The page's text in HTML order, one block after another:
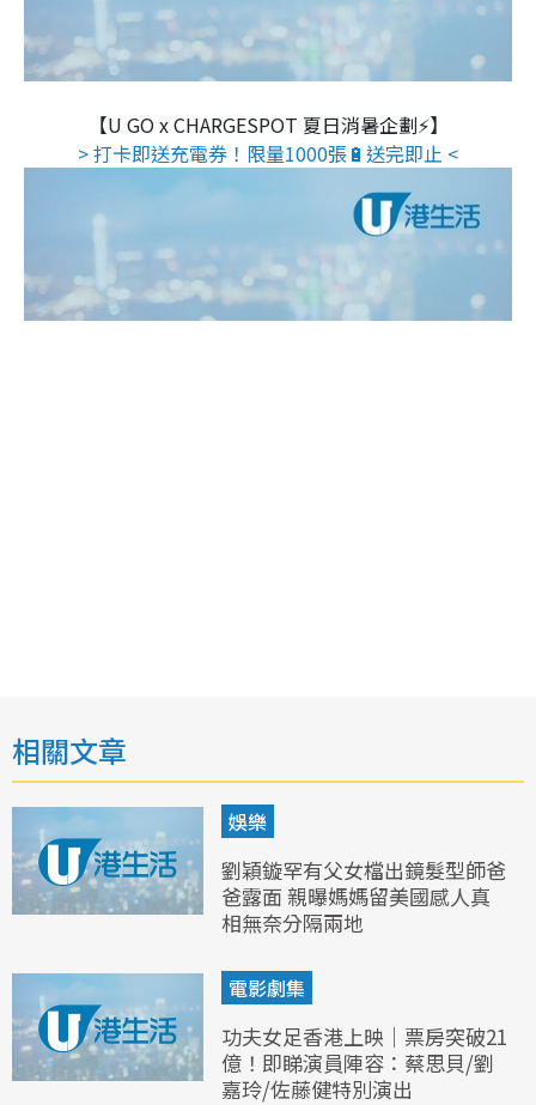
【U GO x CHARGESPOT 夏日消暑企劃⚡】
> 打卡即送充電券！限量1000張🔋送完即止 <
相關文章
娛樂
劉穎鏇罕有父女檔出鏡髮型師爸
爸露面 親曝媽媽留美國感人真
相無奈分隔兩地
電影劇集
功夫女足香港上映｜票房突破21
億！即睇演員陣容：蔡思貝/劉
嘉玲/佐藤健特別演出